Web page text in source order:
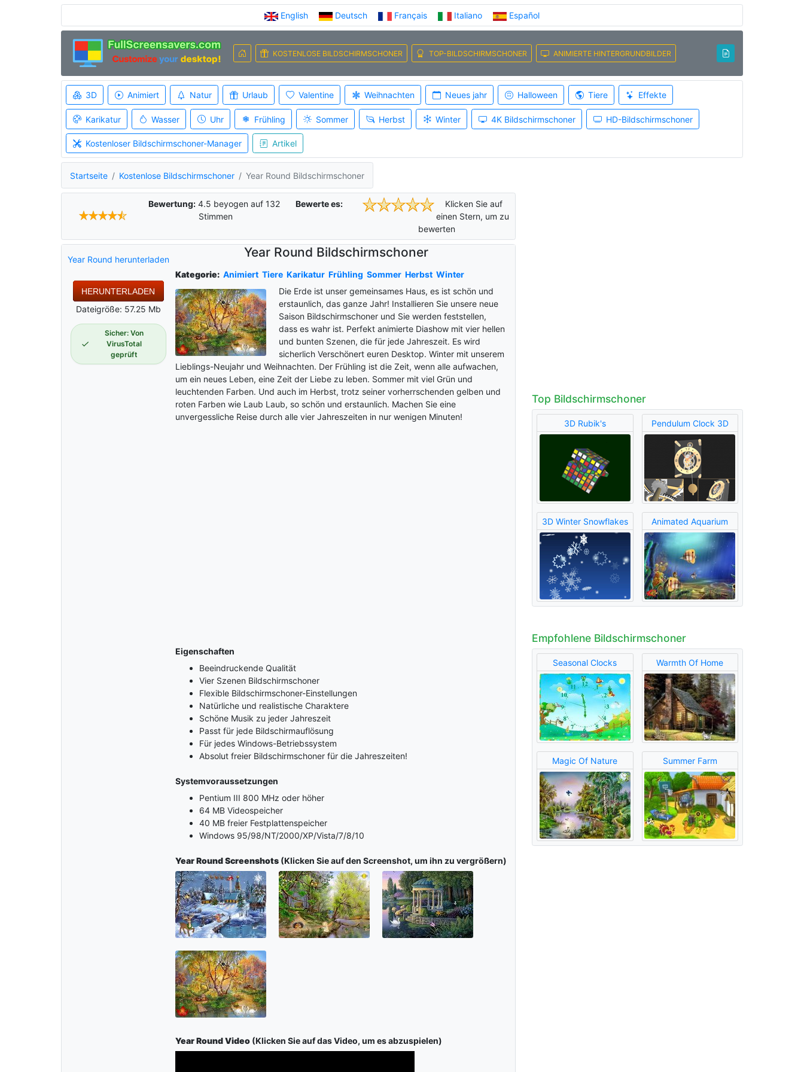
English Deutsch Français Italiano Español
KOSTENLOSE BILDSCHIRMSCHONER TOP-BILDSCHIRMSCHONER ANIMIERTE HINTERGRUNDBILDER
3D Animiert Natur Urlaub Valentine Weihnachten Neues jahr Halloween Tiere Effekte
Karikatur Wasser Uhr Frühling Sommer Herbst Winter 4K Bildschirmschoner HD-Bildschirmschoner
Kostenloser Bildschirmschoner-Manager Artikel
Startseite Kostenlose Bildschirmschoner Year Round Bildschirmschoner
Bewertung: 4.5 beyogen auf 132
Stimmen
Bewerte es:
Klicken Sie auf
einen Stern, um zu
bewerten
Year Round herunterladen
HERUNTERLADEN
Dateigröße: 57.25 Mb
Sicher: Von
VirusTotal
geprüft
Year Round Bildschirmschoner
Kategorie: Animiert Tiere Karikatur Frühling Sommer Herbst Winter
Die Erde ist unser gemeinsames Haus, es ist schön und
erstaunlich, das ganze Jahr! Installieren Sie unsere neue
Saison Bildschirmschoner und Sie werden feststellen,
dass es wahr ist. Perfekt animierte Diashow mit vier hellen
und bunten Szenen, die für jede Jahreszeit. Es wird
sicherlich Verschönert euren Desktop. Winter mit unserem
Lieblings-Neujahr und Weihnachten. Der Frühling ist die Zeit, wenn alle aufwachen,
um ein neues Leben, eine Zeit der Liebe zu leben. Sommer mit viel Grün und
leuchtenden Farben. Und auch im Herbst, trotz seiner vorherrschenden gelben und
roten Farben wie Laub Laub, so schön und erstaunlich. Machen Sie eine
unvergessliche Reise durch alle vier Jahreszeiten in nur wenigen Minuten!
Eigenschaften
Beeindruckende Qualität
Vier Szenen Bildschirmschoner
Flexible Bildschirmschoner-Einstellungen
Natürliche und realistische Charaktere
Schöne Musik zu jeder Jahreszeit
Passt für jede Bildschirmauflösung
Für jedes Windows-Betriebssystem
Absolut freier Bildschirmschoner für die Jahreszeiten!
Systemvoraussetzungen
Pentium III 800 MHz oder höher
64 MB Videospeicher
40 MB freier Festplattenspeicher
Windows 95/98/NT/2000/XP/Vista/7/8/10
Year Round Screenshots(Klicken Sie auf den Screenshot, um ihn zu vergrößern)
Year Round Video(Klicken Sie auf das Video, um es abzuspielen)
Top Bildschirmschoner
3D Rubik's Pendulum Clock 3D
3D Winter Snowflakes Animated Aquarium
Empfohlene Bildschirmschoner
Seasonal Clocks Warmth Of Home
Magic Of Nature Summer Farm